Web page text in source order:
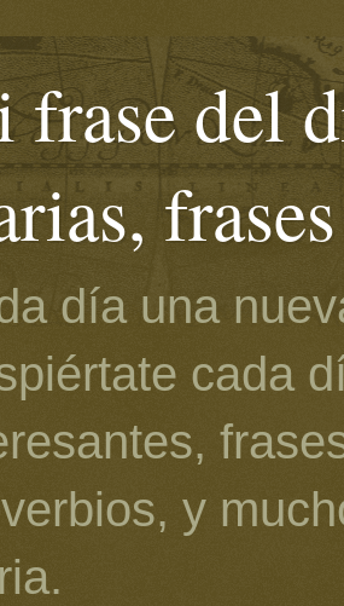
del
día una
cada
y